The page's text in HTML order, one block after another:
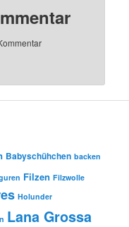
Babyschühchen backen
Filzen Filzwolle
Holunder
Lana Grossa